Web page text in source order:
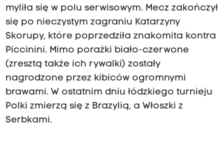
myliła się w polu serwisowym. Mecz zakończył
się po nieczystym zagraniu Katarzyny
Skorupy, które poprzedziła znakomita kontra
Piccinini. Mimo porażki biało-czerwone
(zresztą także ich rywalki) zostały
nagrodzone przez kibiców ogromnymi
brawami. W ostatnim dniu łódzkiego turnieju
Polki zmierzą się z Brazylią, a Włoszki z
Serbkami.